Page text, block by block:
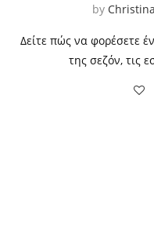
by
Δείτε πώς να φορέσετε
της σεζόν, τις